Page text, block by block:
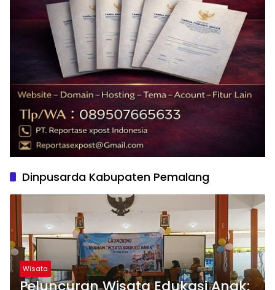
Dinpusarda Kabupaten Pemalang
Wisata
Peluncuran Wisata Edukasi Anak: